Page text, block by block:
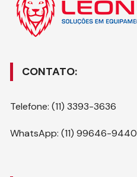
CONTATO:
Telefone: (11) 3393-3636
WhatsApp: (11) 99646-9440